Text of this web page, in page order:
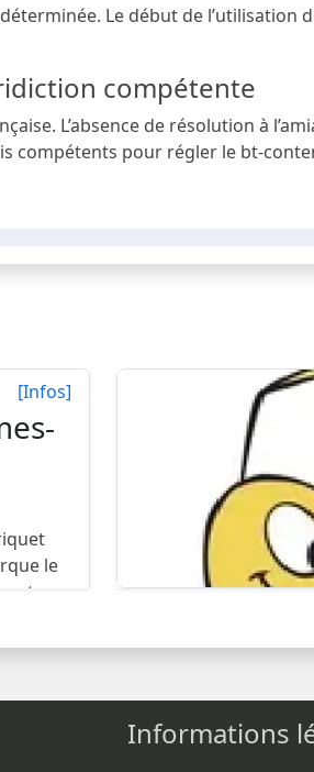
Le début de l’utilisation
compétente
L’absence de résolution à
compétents pour régler le bt-
[Infos]
le
Informations